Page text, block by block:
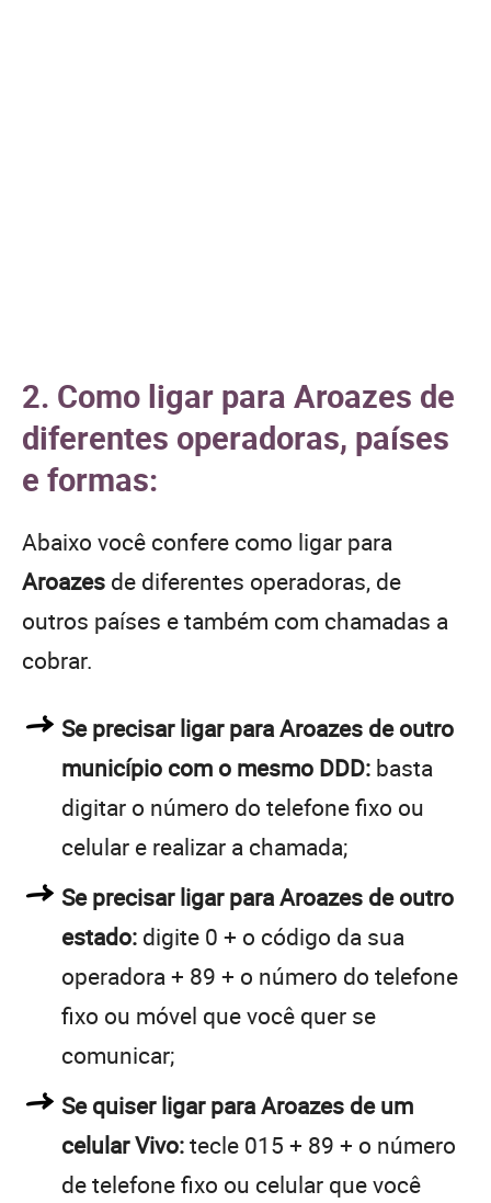
2. Como ligar para Aroazes de
diferentes operadoras, países
e formas:
Abaixo você confere como ligar para
Aroazes de diferentes operadoras, de
outros países e também com chamadas a
cobrar.
Se precisar ligar para Aroazes de outro
município com o mesmo DDD: basta
digitar o número do telefone fixo ou
celular e realizar a chamada;
Se precisar ligar para Aroazes de outro
estado: digite 0 + o código da sua
operadora + 89 + o número do telefone
fixo ou móvel que você quer se
comunicar;
Se quiser ligar para Aroazes de um
celular Vivo:tecle 015 + 89 + o número
de telefone fixo ou celular que você